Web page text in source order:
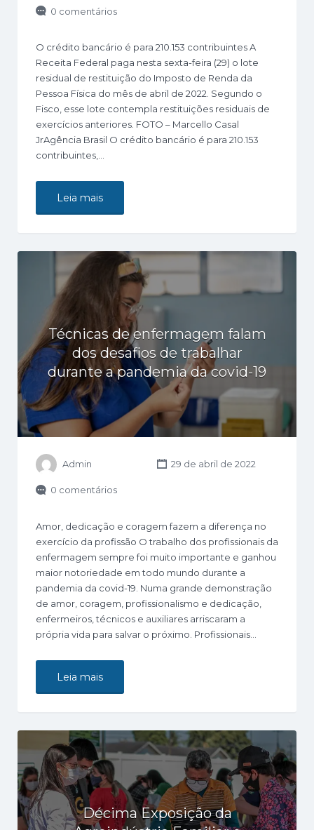
0 comentários
O crédito bancário é para 210.153 contribuintes A
Receita Federal paga nesta sexta-feira (29) o lote
residual de restituição do Imposto de Renda da
Pessoa Física do mês de abril de 2022. Segundo o
Fisco, esse lote contempla restituições residuais de
exercícios anteriores. FOTO – Marcello Casal
JrAgência Brasil O crédito bancário é para 210.153
contribuintes,…
Leia mais
Técnicas de enfermagem falam
dos desafios de trabalhar
durante a pandemia da covid-19
Admin 29 de abril de 2022
0 comentários
Amor, dedicação e coragem fazem a diferença no
exercício da profissão O trabalho dos profissionais da
enfermagem sempre foi muito importante e ganhou
maior notoriedade em todo mundo durante a
pandemia da covid-19. Numa grande demonstração
de amor, coragem, profissionalismo e dedicação,
enfermeiros, técnicos e auxiliares arriscaram a
própria vida para salvar o próximo. Profissionais…
Leia mais
Décima Exposição da